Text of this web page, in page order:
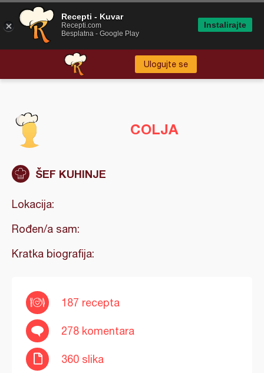
Ulogujte se
COLJA
ŠEF KUHINJE
Lokacija:
Rođen/a sam:
Kratka biografija:
187 recepta
278 komentara
360 slika
Recepti - Kuvar
Recepti.com
Besplatna - Google Play
Instalirajte